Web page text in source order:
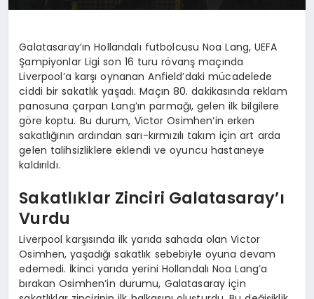
Galatasaray’ın Hollandalı futbolcusu Noa Lang, UEFA
Şampiyonlar Ligi son 16 turu rövanş maçında
Liverpool’a karşı oynanan Anfield’daki mücadelede
ciddi bir sakatlık yaşadı. Maçın 80. dakikasında reklam
panosuna çarpan Lang’ın parmağı, gelen ilk bilgilere
göre koptu. Bu durum, Victor Osimhen’in erken
sakatlığının ardından sarı-kırmızılı takım için art arda
gelen talihsizliklere eklendi ve oyuncu hastaneye
kaldırıldı.
Sakatlıklar Zinciri Galatasaray’ı
Vurdu
Liverpool karşısında ilk yarıda sahada olan Victor
Osimhen, yaşadığı sakatlık sebebiyle oyuna devam
edemedi. İkinci yarıda yerini Hollandalı Noa Lang’a
bırakan Osimhen’in durumu, Galatasaray için